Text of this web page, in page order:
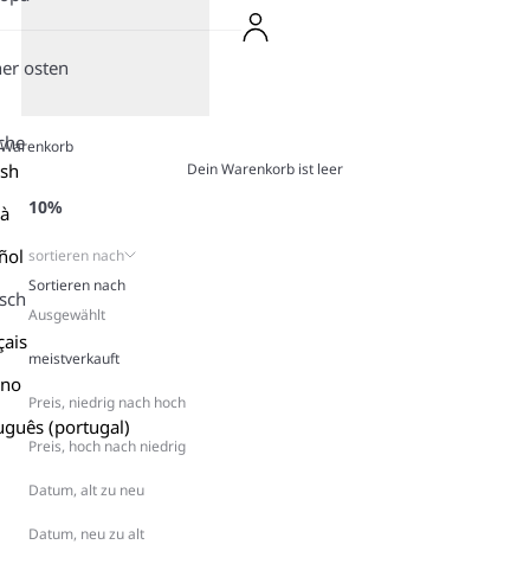
osten
(portugal)
Warenkorb
Dein Warenkorb ist leer
10%
sortieren nach
Sortieren nach
Ausgewählt
meistverkauft
Preis, niedrig nach hoch
Preis, hoch nach niedrig
Datum, alt zu neu
Datum, neu zu alt